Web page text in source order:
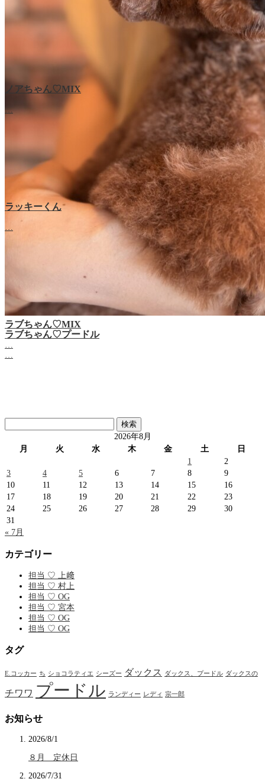
ラブちゃん♡プードル
ノアちゃん♡‬MIX
…
ラッキーくん
ラブちゃん♡MIX
索:
2026年8月
月
火 水 木 金 土
日
1
2
3
4 5 6 7 8
9
10
11 12 13 14 15
16
17
18 19 20 21 22
23
24
25 26 27 28 29
30
31
« 7月
カテゴリー
担当 ♡ 上﨑
担当 ♡ 村上
担当 ♡ OG
担当 ♡ 宮本
担当 ♡ OG
担当 ♡ OG
タグ
E.コッカー ち ショコラティエ シーズー ダックス ダックス、プードル ダックスの
チワワ プードル ランディー レディ 宗一郎
お知らせ
2026/8/1
８月 定休日
2026/7/31